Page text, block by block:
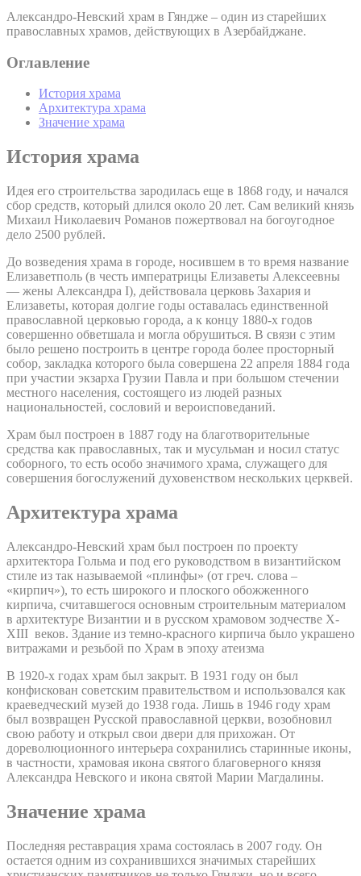
Александро-Невский храм в Гяндже – один из старейших
православных храмов, действующих в Азербайджане.
Оглавление
История храма
Архитектура храма
Значение храма
История храма
Идея его строительства зародилась еще в 1868 году, и начался
сбор средств, который длился около 20 лет. Сам великий князь
Михаил Николаевич Романов пожертвовал на богоугодное
дело 2500 рублей.
До возведения храма в городе, носившем в то время название
Елизаветполь (в честь императрицы Елизаветы Алексеевны
— жены Александра I), действовала церковь Захария и
Елизаветы, которая долгие годы оставалась единственной
православной церковью города, а к концу 1880-х годов
совершенно обветшала и могла обрушиться. В связи с этим
было решено построить в центре города более просторный
собор, закладка которого была совершена 22 апреля 1884 года
при участии экзарха Грузии Павла и при большом стечении
местного населения, состоящего из людей разных
национальностей, сословий и вероисповеданий.
Храм был построен в 1887 году на благотворительные
средства как православных, так и мусульман и носил статус
соборного, то есть особо значимого храма, служащего для
совершения богослужений духовенством нескольких церквей.
Архитектура храма
Александро-Невский храм был построен по проекту
архитектора Гольма и под его руководством в византийском
стиле из так называемой «плинфы» (от греч. слова –
«кирпич»), то есть широкого и плоского обожженного
кирпича, считавшегося основным строительным материалом
в архитектуре Византии и в русском храмовом зодчестве X-
XIII веков. Здание из темно-красного кирпича было украшено
витражами и резьбой по Храм в эпоху атеизма
В 1920-х годах храм был закрыт. В 1931 году он был
конфискован советским правительством и использовался как
краеведческий музей до 1938 года. Лишь в 1946 году храм
был возвращен Русской православной церкви, возобновил
свою работу и открыл свои двери для прихожан. От
дореволюционного интерьера сохранились старинные иконы,
в частности, храмовая икона святого благоверного князя
Александра Невского и икона святой Марии Магдалины.
Значение храма
Последняя реставрация храма состоялась в 2007 году. Он
остается одним из сохранившихся значимых старейших